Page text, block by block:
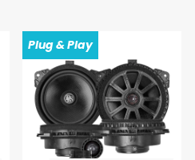
Plug & Play